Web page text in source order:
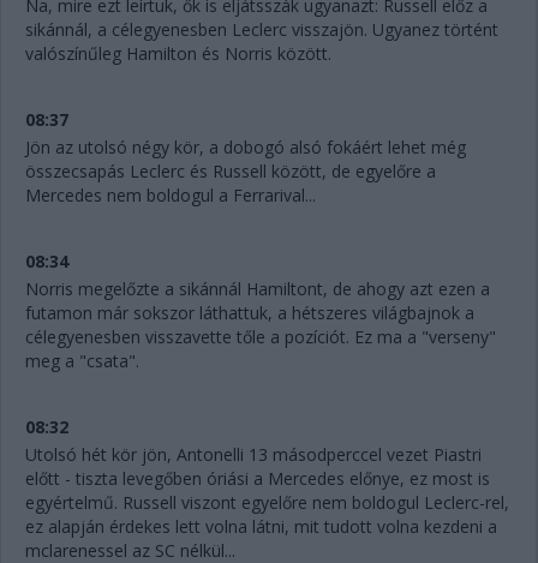
Na, mire ezt leírtuk, ők is eljátsszák ugyanazt: Russell előz a
sikánnál, a célegyenesben Leclerc visszajön. Ugyanez történt
valószínűleg Hamilton és Norris között.
08:37
Jön az utolsó négy kör, a dobogó alsó fokáért lehet még
összecsapás Leclerc és Russell között, de egyelőre a
Mercedes nem boldogul a Ferrarival...
08:34
Norris megelőzte a sikánnál Hamiltont, de ahogy azt ezen a
futamon már sokszor láthattuk, a hétszeres világbajnok a
célegyenesben visszavette tőle a pozíciót. Ez ma a "verseny"
meg a "csata".
08:32
Utolsó hét kör jön, Antonelli 13 másodperccel vezet Piastri
előtt - tiszta levegőben óriási a Mercedes előnye, ez most is
egyértelmű. Russell viszont egyelőre nem boldogul Leclerc-rel,
ez alapján érdekes lett volna látni, mit tudott volna kezdeni a
mclarenessel az SC nélkül...